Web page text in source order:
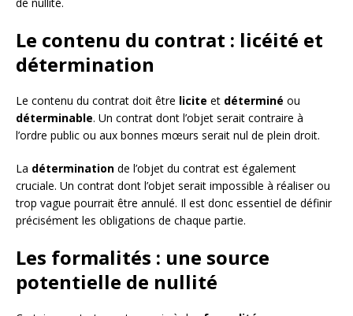
Le contenu du contrat : licéité et
détermination
Le contenu du contrat doit être licite et déterminé ou
déterminable. Un contrat dont l’objet serait contraire à
l’ordre public ou aux bonnes mœurs serait nul de plein droit.
La détermination de l’objet du contrat est également
cruciale. Un contrat dont l’objet serait impossible à réaliser ou
trop vague pourrait être annulé. Il est donc essentiel de définir
précisément les obligations de chaque partie.
Les formalités : une source
potentielle de nullité